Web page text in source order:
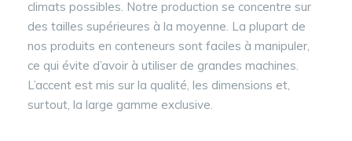
climats possibles. Notre production se concentre sur
des tailles supérieures à la moyenne. La plupart de
nos produits en conteneurs sont faciles à manipuler,
ce qui évite d’avoir à utiliser de grandes machines.
L’accent est mis sur la qualité, les dimensions et,
surtout, la large gamme exclusive.